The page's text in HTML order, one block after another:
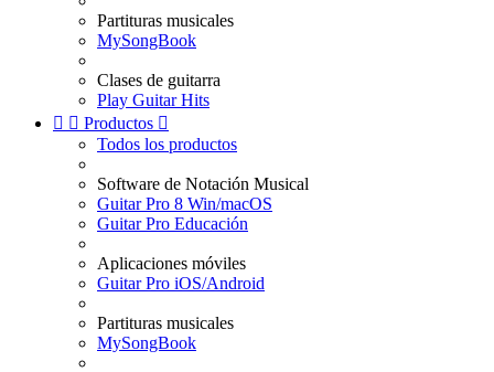
Partituras musicales
MySongBook
Clases de guitarra
Play Guitar Hits
  Productos 
Todos los productos
Software de Notación Musical
Guitar Pro 8 Win/macOS
Guitar Pro Educación
Aplicaciones móviles
Guitar Pro iOS/Android
Partituras musicales
MySongBook